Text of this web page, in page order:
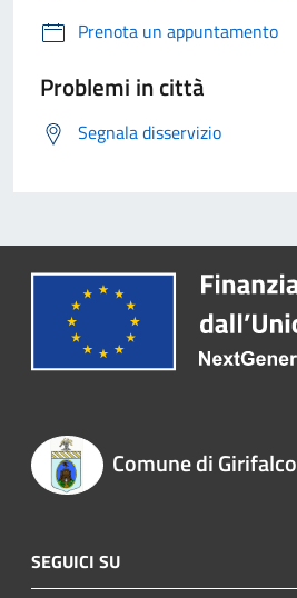
Prenota un appuntamento
Problemi in città
Segnala disservizio
Comune di Girifalco
SEGUICI SU